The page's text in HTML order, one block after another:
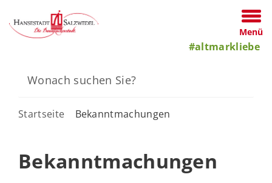
Menü
#altmarkliebe
Startseite Bekanntmachungen
Bekanntmachungen